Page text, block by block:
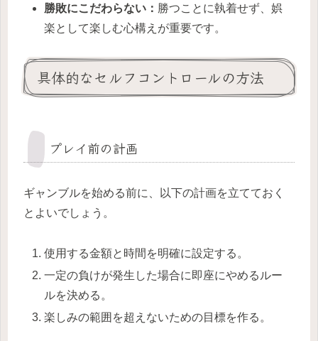
勝敗にこだわらない： 勝つことに執着せず、娯
楽として楽しむ心構えが重要です。
具体的なセルフコントロールの方法
プレイ前の計画
ギャンブルを始める前に、以下の計画を立てておく
とよいでしょう。
使用する金額と時間を明確に設定する。
一定の負けが発生した場合に即座にやめるルー
ルを決める。
楽しみの範囲を超えないための目標を作る。